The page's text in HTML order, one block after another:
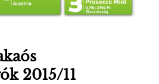
2015/11